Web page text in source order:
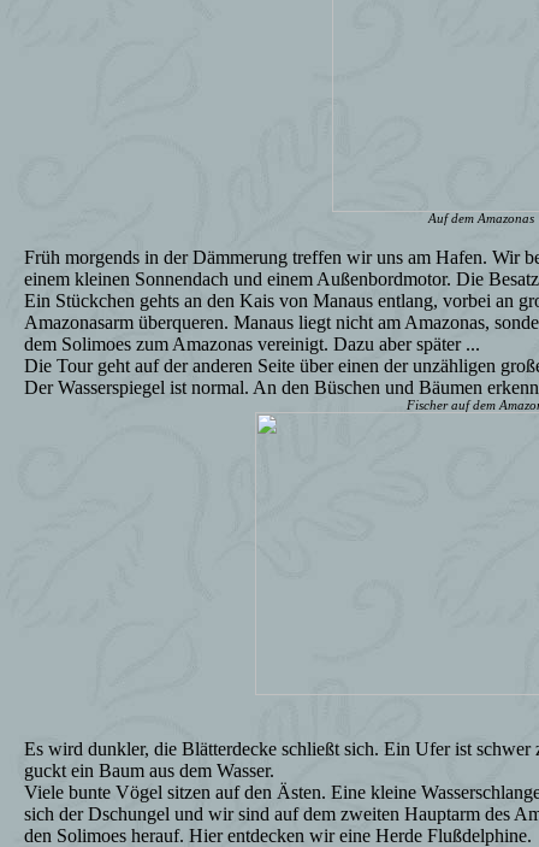
Auf dem Amazonas
Früh morgends in der Dämmerung treffen wir uns am Hafen. Wir
einem kleinen Sonnendach und einem Außenbordmotor. Die
Ein Stückchen gehts an den Kais von Manaus entlang, vorbei an
Amazonasarm überqueren. Manaus liegt nicht am Amazonas,
dem Solimoes zum Amazonas vereinigt. Dazu aber später ...
Die Tour geht auf der anderen Seite über einen der unzähligen
Der Wasserspiegel ist normal. An den Büschen und Bäumen
Fischer auf dem
Es wird dunkler, die Blätterdecke schließt sich. Ein Ufer ist
guckt ein Baum aus dem Wasser.
Viele bunte Vögel sitzen auf den Ästen. Eine kleine
sich der Dschungel und wir sind auf dem zweiten Hauptarm des
den Solimoes herauf. Hier entdecken wir eine Herde Flußdelphine.